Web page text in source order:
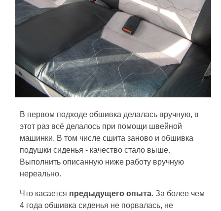
В первом подходе обшивка делалась вручную, в
этот раз всё делалось при помощи швейной
машинки. В том числе сшита заново и обшивка
подушки сиденья - качество стало выше.
Выполнить описанную ниже работу вручную
нереально.
Что касается предыдущего опыта. За более чем
4 года обшивка сиденья не порвалась, не